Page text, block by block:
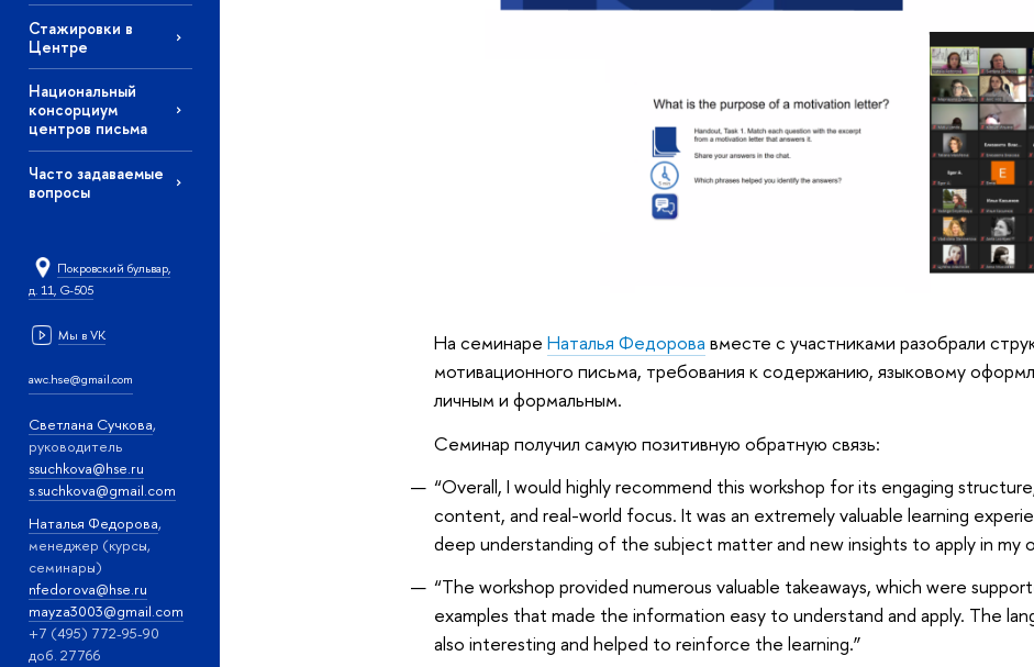
Стажировки в
Центре
Национальный
консорциум
центров письма
Часто задаваемые
вопросы
Покровский бульвар,
д. 11, G-505
Мы в VK
awc.hse@gmail.com
Светлана Сучкова,
руководитель
ssuchkova@hse.ru
s.suchkova@gmail.com
Наталья Федорова,
менеджер (курсы,
семинары)
nfedorova@hse.ru
mayza3003@gmail.com
+7 (495) 772-95-90
доб. 27766
На семинареНаталья Федорова вместе с участниками разобрали
мотивационного письма, требования к содержанию, языковому
личным и формальным.
Семинар получил самую позитивную обратную связь:
“Overall, I would highly recommend this workshop for its engaging
content, and real-world focus. It was an extremely valuable learning
deep understanding of the subject matter and new insights to apply in my
“The workshop provided numerous valuable takeaways, which were
examples that made the information easy to understand and apply. The
also interesting and helped to reinforce the learning.”